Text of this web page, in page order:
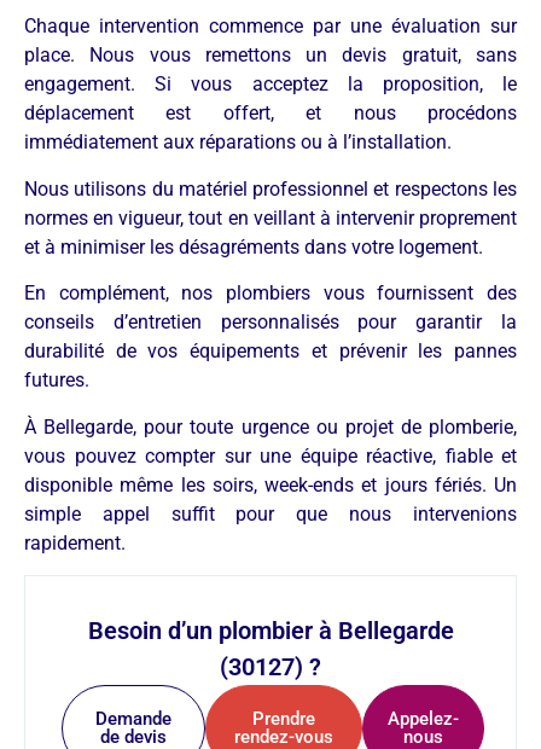
Chaque intervention commence par une évaluation sur
place. Nous vous remettons un devis gratuit, sans
engagement. Si vous acceptez la proposition, le
déplacement est offert, et nous procédons
immédiatement aux réparations ou à l’installation.
Nous utilisons du matériel professionnel et respectons les
normes en vigueur, tout en veillant à intervenir proprement
et à minimiser les désagréments dans votre logement.
En complément, nos plombiers vous fournissent des
conseils d’entretien personnalisés pour garantir la
durabilité de vos équipements et prévenir les pannes
futures.
À Bellegarde, pour toute urgence ou projet de plomberie,
vous pouvez compter sur une équipe réactive, fiable et
disponible même les soirs, week-ends et jours fériés. Un
simple appel suffit pour que nous intervenions
rapidement.
Besoin d’un plombier à Bellegarde
(30127) ?
Demande
de devis
Prendre
rendez-vous
Appelez-
nous